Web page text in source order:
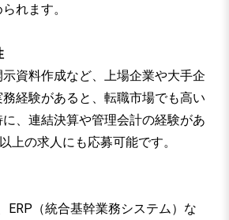
れます。
資料作成など、上場企業や大手企
経験があると、転職市場でも高い
、連結決算や管理会計の経験があ
上の求人にも応募可能です。
ERP（統合基幹業務システム）な